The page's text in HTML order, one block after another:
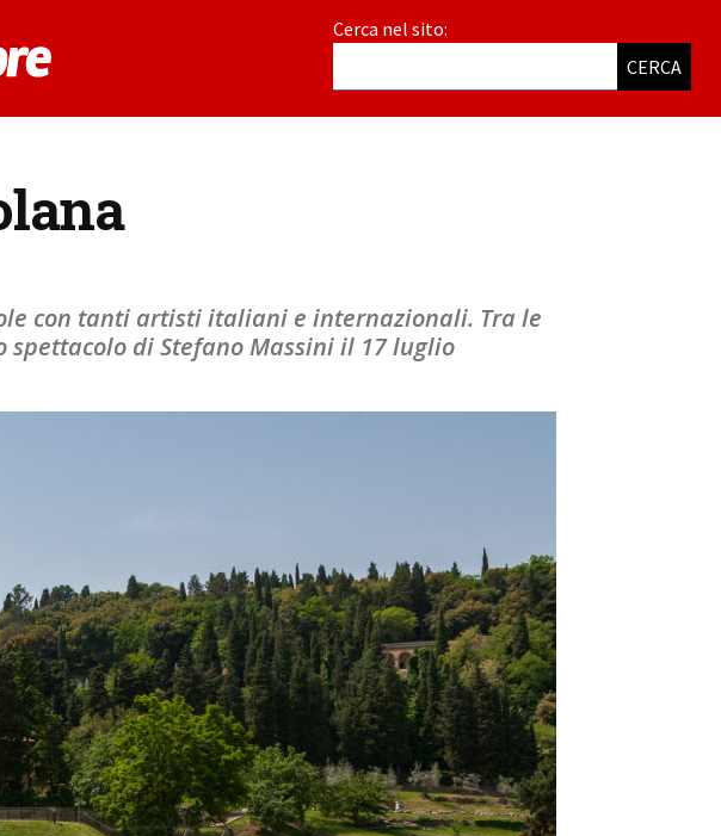
Cerca nel sito:
CERCA
con tanti artisti italiani e internazionali. Tra le
spettacolo di Stefano Massini il 17 luglio